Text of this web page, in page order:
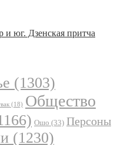
и юг. Дзенская притча
(1303)
(18) Общество
Ошо (33) Персоны
(1230)